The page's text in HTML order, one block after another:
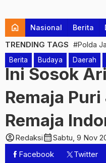
home Nasional Berita
TRENDING TAGS #Polda
Berita Budaya Daerah
Ini Sosok
Remaja
Remaja
account_circleRedaksicalendar_monthSabtu, 9 Nov
Facebook
Twitter